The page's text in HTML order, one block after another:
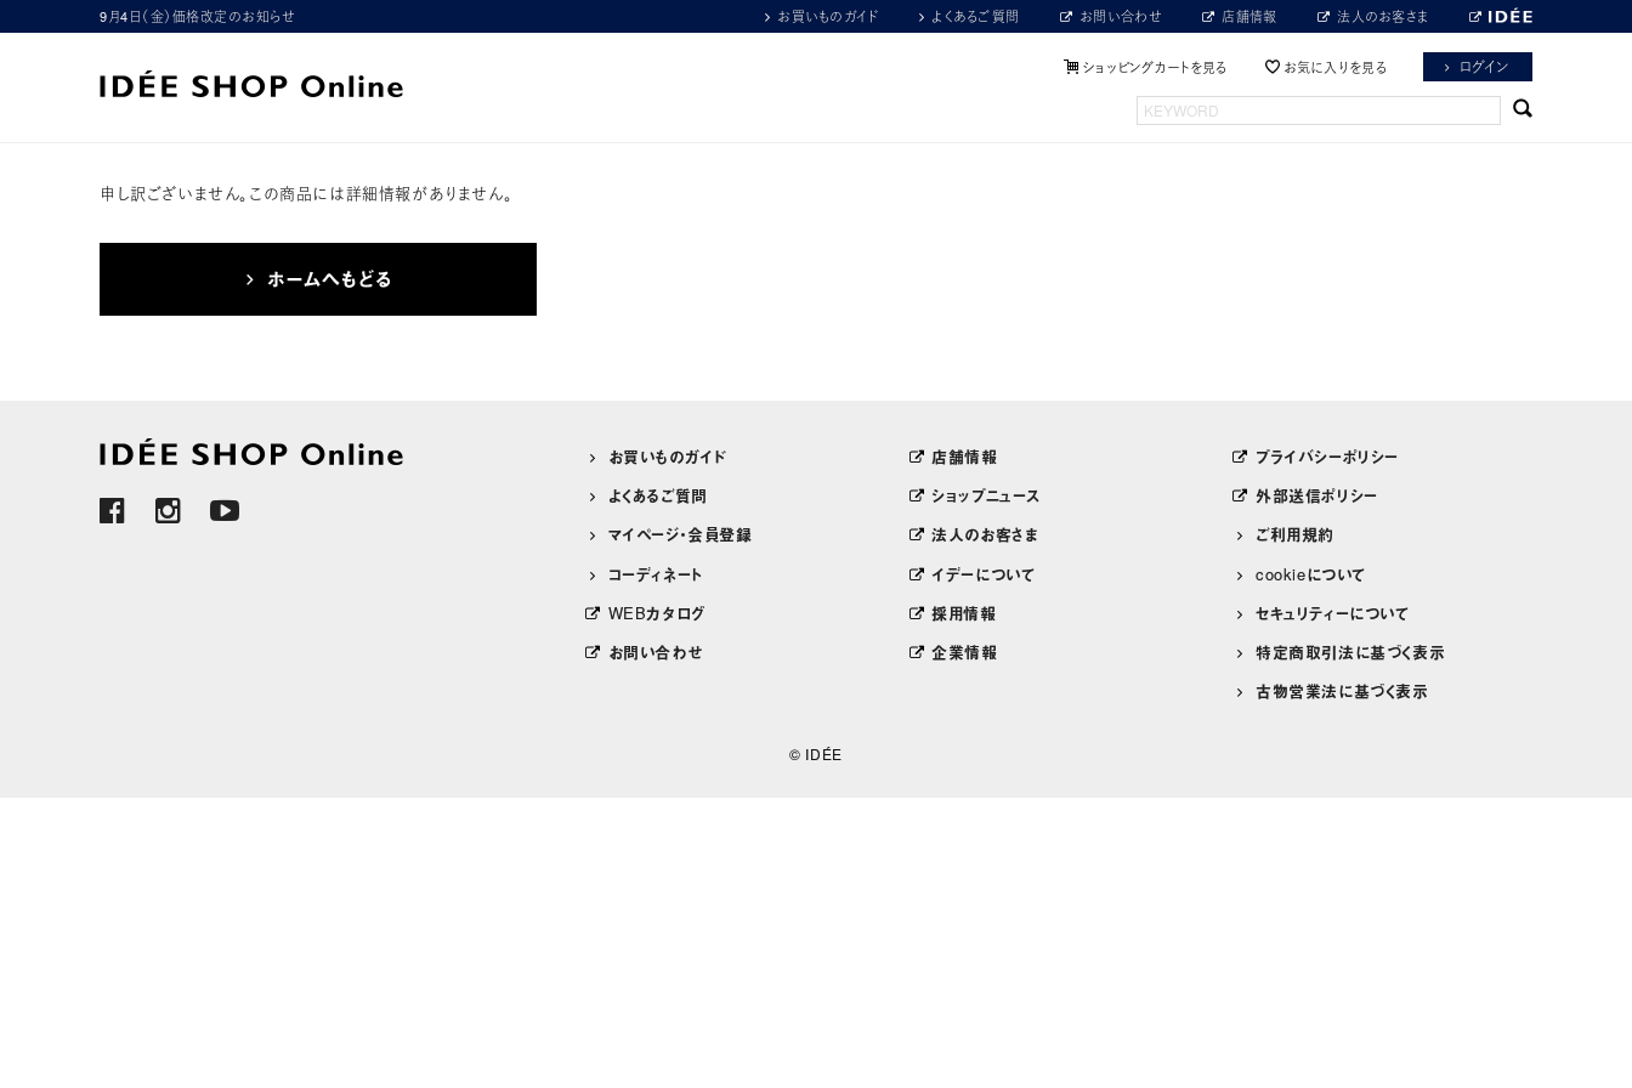
9月4日（金）価格改定のお知らせ お買いものガイド よくあるご質問 お問い合わせ 店舗情報 法人のお客さま
ショッピングカートを見る お気に入りを見る ログイン
申し訳ございません。この商品には詳細情報がありません。
お買いものガイド
よくあるご質問
マイページ・会員登録
コーディネート
WEBカタログ
お問い合わせ
店舗情報
ショップニュース
法人のお客さま
イデーについて
採用情報
企業情報
プライバシーポリシー
外部送信ポリシー
ご利用規約
cookieについて
セキュリティーについて
特定商取引法に基づく表示
古物営業法に基づく表示
© IDÉE